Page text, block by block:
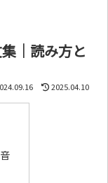
｜読み方と
2025.04.10